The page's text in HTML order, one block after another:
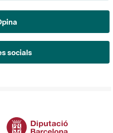
socials